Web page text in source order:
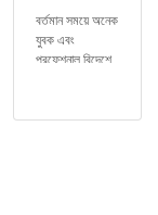
বর্তমান সময়ে অনেক
যুবক এবং
প্রফেশনাল বিদেশে
বেতন, উন্নত কর্...